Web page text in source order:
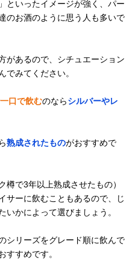
といったイメージが強く、パー
のお酒のように思う人も多いで
があるので、シチュエーション
でみてください。
一口で飲むのならシルバーやレ
熟成されたものがおすすめで
樽で3年以上熟成させたもの）
サーに飲むこともあるので、じ
いかによって選びましょう。
シリーズをグレード順に飲んで
すすめです。